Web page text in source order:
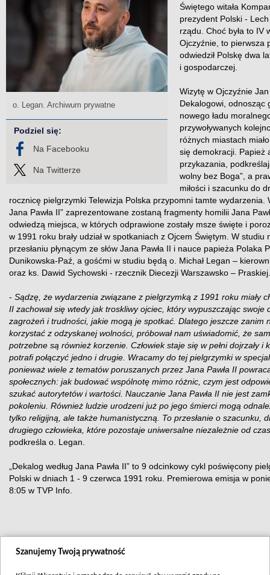
o. Legan. Archiwum prywatne
Podziel się:
Na Facebooku
Na Twitterze
Świętego witała
prezydent Polski -
rządu. Choć była to IV
Ojczyźnie, to pierwsza
odwiedził Polskę dwa
i gospodarczej.
Wizytę w Ojczyźnie Jan
Dekalogowi, odnosząc
nowego ładu
przywoływanych
różnych miastach
się demokracji. Papież
przykazania,
wolny bez Boga”, a
miłości i szacunku do
rocznicę pielgrzymki Telewizja Polska przypomni tamte wydarzenia.
Jana Pawła II” zaprezentowane zostaną fragmenty homilii Jana
odwiedzą miejsca, w których odprawione zostały msze święte i
w 1991 roku brały udział w spotkaniach z Ojcem Świętym. W studiu
przesłaniu płynącym ze słów Jana Pawła II i nauce papieża Polaka
Dunikowska-Paź, a gośćmi w studiu będą o. Michał Legan –
oraz ks. Dawid Sychowski - rzecznik Diecezji Warszawsko – Praskiej.
- Sądzę, że wydarzenia związane z pielgrzymką z 1991 roku miały
II zachował się wtedy jak troskliwy ojciec, który wypuszczając swoje
zagrożeń i trudności, jakie mogą je spotkać. Dlatego jeszcze zanim
korzystać z odzyskanej wolności, próbował nam uświadomić, że
potrzebne są również korzenie. Człowiek staje się w pełni dojrzały
potrafi połączyć jedno i drugie. Wracamy do tej pielgrzymki w
ponieważ wiele z tematów poruszanych przez Jana Pawła II
społecznych: jak budować wspólnotę mimo różnic, czym jest
szukać autorytetów i wartości. Nauczanie Jana Pawła II nie jest
pokoleniu. Również ludzie urodzeni już po jego śmierci mogą
tylko religijną, ale także humanistyczną. To przesłanie o szacunku,
drugiego człowieka, które pozostaje uniwersalne niezależnie od
podkreśla o. Legan.
„Dekalog według Jana Pawła II” to 9 odcinkowy cykl poświęcony
Polski w dniach 1 - 9 czerwca 1991 roku. Premierowa emisja w
8:05 w TVP Info.
Szanujemy Twoją prywatność